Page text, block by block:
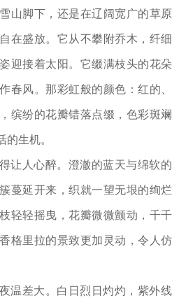
山脚下，还是在辽阔宽广的草原
在盛放。它从不攀附乔木，纤细
迎接着太阳。它缀满枝头的花朵
春风。那彩虹般的颜色：红的、
缤纷的花瓣错落点缀，色彩斑斓
生机。
让人心醉。澄澈的蓝天与绵软的
蔓延开来，织就一望无垠的绚烂
轻轻摇曳，花瓣微微颤动，千千
格里拉的景致更加灵动，令人仿
温差大。白日烈日灼灼，紫外线